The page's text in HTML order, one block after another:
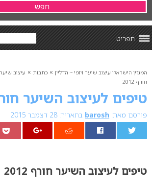
תפריט
המגזין הישראלי עיצוב שיער ויופי ~ הדליין » כתבות » עיצוב שיער
חורף 2012
טיפים לעיצוב השיער חורף
פורסם מאת: barosh בתאריך: 28 דצמבר 2015
טיפים לעיצוב השיער חורף 2012